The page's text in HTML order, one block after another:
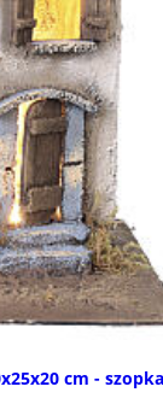
cm - szopka